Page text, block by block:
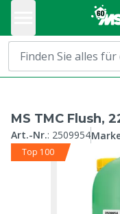
MS TMC Flush,
Art.-Nr.: 2509954
Top 100